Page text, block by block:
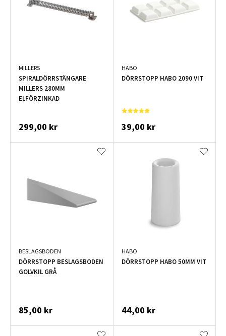
MILLERS
SPIRALDÖRRSTÄNGARE
MILLERS 280MM
ELFÖRZINKAD
299,00 kr
HABO
DÖRRSTOPP HABO 2090 VIT
39,00 kr
BESLAGSBODEN
DÖRRSTOPP BESLAGSBODEN
GOLVKIL GRÅ
85,00 kr
HABO
DÖRRSTOPP HABO 50MM VIT
44,00 kr